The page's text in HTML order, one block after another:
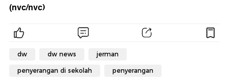
(nvc/nvc)
dw dw news jerman
penyerangan di sekolah penyerangan